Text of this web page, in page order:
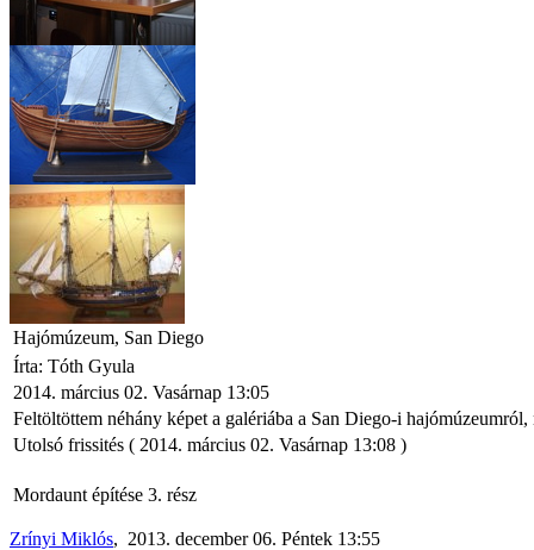
építése.
HMS
Unikorn
fregatt
építése.
A
nápolyi
galleas
Török
András
(Némó)
Legújabb
hajója
A yassi
adai
hajó
yassi adai
hajójának
ismertetése.
Peregrine
Galley
A Peregrine
Galley
kittje
Hajómúzeum, San Diego
Írta: Tóth Gyula
2014. március 02. Vasárnap 13:05
Feltöltöttem néhány képet a galériába a San Diego-i
Utolsó frissités ( 2014. március 02. Vasárnap 13:08 )
Mordaunt építése 3. rész
Zrínyi Miklós, 2013. december 06. Péntek 13:55